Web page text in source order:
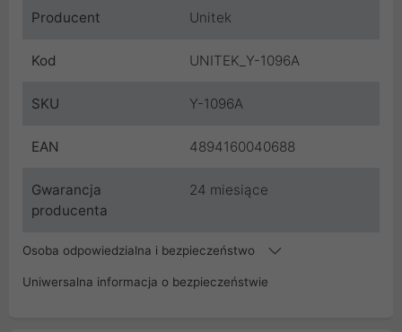
Producent Unitek
Kod UNITEK_Y-1096A
SKU Y-1096A
EAN 4894160040688
Gwarancja
producenta
24 miesiące
Osoba odpowiedzialna i bezpieczeństwo
Uniwersalna informacja o bezpieczeństwie